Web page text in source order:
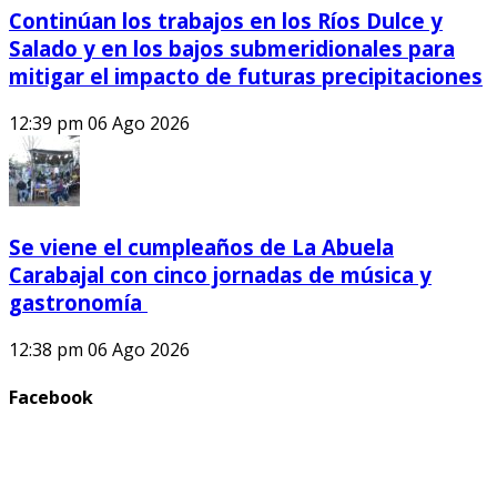
Continúan los trabajos en los Ríos Dulce y
Salado y en los bajos submeridionales para
mitigar el impacto de futuras precipitaciones
12:39 pm 06 Ago 2026
Se viene el cumpleaños de La Abuela
Carabajal con cinco jornadas de música y
gastronomía
12:38 pm 06 Ago 2026
Facebook